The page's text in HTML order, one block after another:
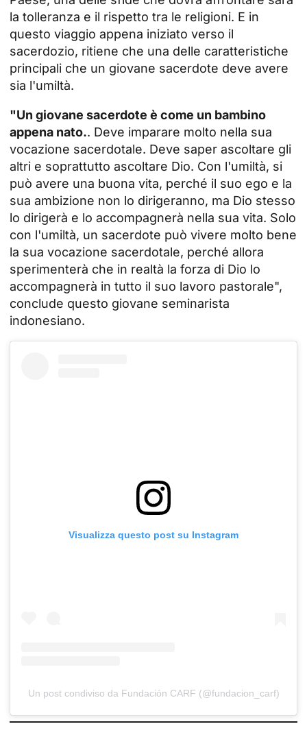
la tolleranza e il rispetto tra le religioni. E in
questo viaggio appena iniziato verso il
sacerdozio, ritiene che una delle caratteristiche
principali che un giovane sacerdote deve avere
sia l'umiltà.
"Un giovane sacerdote è come un bambino
appena nato.. Deve imparare molto nella sua
vocazione sacerdotale. Deve saper ascoltare gli
altri e soprattutto ascoltare Dio. Con l'umiltà, si
può avere una buona vita, perché il suo ego e la
sua ambizione non lo dirigeranno, ma Dio stesso
lo dirigerà e lo accompagnerà nella sua vita. Solo
con l'umiltà, un sacerdote può vivere molto bene
la sua vocazione sacerdotale, perché allora
sperimenterà che in realtà la forza di Dio lo
accompagnerà in tutto il suo lavoro pastorale",
conclude questo giovane seminarista
indonesiano.
Visualizza questo post su Instagram
Un post condiviso da Fundación CARF (@fundacion_carf)